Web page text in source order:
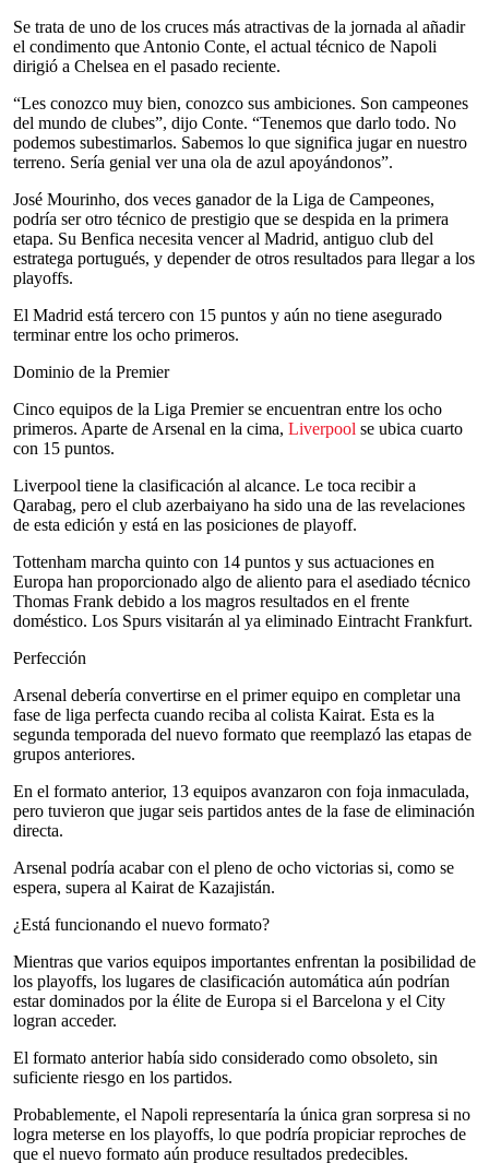
Se trata de uno de los cruces más atractivas de la jornada al añadir
el condimento que Antonio Conte, el actual técnico de Napoli
dirigió a Chelsea en el pasado reciente.
“Les conozco muy bien, conozco sus ambiciones. Son campeones
del mundo de clubes”, dijo Conte. “Tenemos que darlo todo. No
podemos subestimarlos. Sabemos lo que significa jugar en nuestro
terreno. Sería genial ver una ola de azul apoyándonos”.
José Mourinho, dos veces ganador de la Liga de Campeones,
podría ser otro técnico de prestigio que se despida en la primera
etapa. Su Benfica necesita vencer al Madrid, antiguo club del
estratega portugués, y depender de otros resultados para llegar a los
playoffs.
El Madrid está tercero con 15 puntos y aún no tiene asegurado
terminar entre los ocho primeros.
Dominio de la Premier
Cinco equipos de la Liga Premier se encuentran entre los ocho
primeros. Aparte de Arsenal en la cima, Liverpool se ubica cuarto
con 15 puntos.
Liverpool tiene la clasificación al alcance. Le toca recibir a
Qarabag, pero el club azerbaiyano ha sido una de las revelaciones
de esta edición y está en las posiciones de playoff.
Tottenham marcha quinto con 14 puntos y sus actuaciones en
Europa han proporcionado algo de aliento para el asediado técnico
Thomas Frank debido a los magros resultados en el frente
doméstico. Los Spurs visitarán al ya eliminado Eintracht Frankfurt.
Perfección
Arsenal debería convertirse en el primer equipo en completar una
fase de liga perfecta cuando reciba al colista Kairat. Esta es la
segunda temporada del nuevo formato que reemplazó las etapas de
grupos anteriores.
En el formato anterior, 13 equipos avanzaron con foja inmaculada,
pero tuvieron que jugar seis partidos antes de la fase de eliminación
directa.
Arsenal podría acabar con el pleno de ocho victorias si, como se
espera, supera al Kairat de Kazajistán.
¿Está funcionando el nuevo formato?
Mientras que varios equipos importantes enfrentan la posibilidad de
los playoffs, los lugares de clasificación automática aún podrían
estar dominados por la élite de Europa si el Barcelona y el City
logran acceder.
El formato anterior había sido considerado como obsoleto, sin
suficiente riesgo en los partidos.
Probablemente, el Napoli representaría la única gran sorpresa si no
logra meterse en los playoffs, lo que podría propiciar reproches de
que el nuevo formato aún produce resultados predecibles.